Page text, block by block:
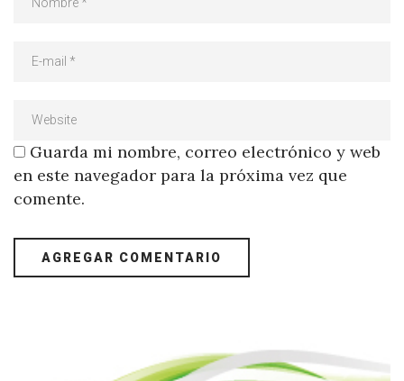
Guarda mi nombre, correo electrónico y web
en este navegador para la próxima vez que
comente.